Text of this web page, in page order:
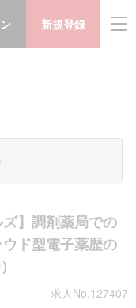
新規登録
ズ】調剤薬局での
ド型電子薬歴の
求人No.127407